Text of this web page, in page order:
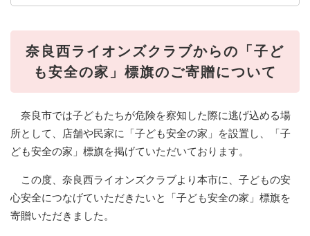
奈良西ライオンズクラブからの「子ど
も安全の家」標旗のご寄贈について
奈良市では子どもたちが危険を察知した際に逃げ込める場
所として、店舗や民家に「子ども安全の家」を設置し、「子
ども安全の家」標旗を掲げていただいております。
この度、奈良西ライオンズクラブより本市に、子どもの安
心安全につなげていただきたいと「子ども安全の家」標旗を
寄贈いただきました。